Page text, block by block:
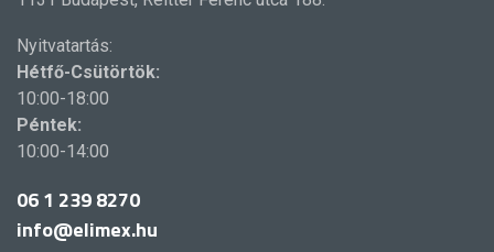
Nyitvatartás:
Hétfő-Csütörtök:
10:00-18:00
Péntek:
10:00-14:00
06 1 239 8270
info@elimex.hu